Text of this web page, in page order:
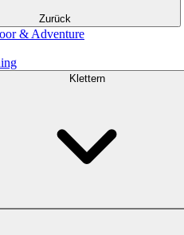
Zurück
& Adventure
Klettern